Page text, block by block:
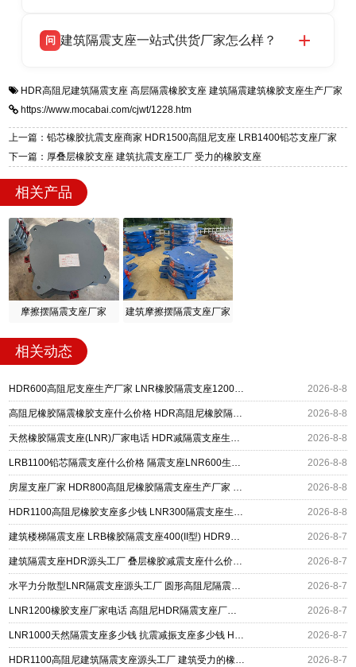
适用于民用住宅隔震工程，实体工厂现货充足，
震支座，电话：13323182312，地址：衡水高新
区迎宾大街 9 号。
问 建筑隔震支座一站式供货厂家怎么样？
一站式供货厂家，拥有多年行业生产经验，国标
标准生产 LRB/LNR/HDR/FPS 全系列支座，资
质、检测报告完备，提供选型、深化、供货、安
装指导全套服务，厂址衡水高新区北方工业基地
HDR高阻尼建筑隔震支座 高层隔震橡胶支座 建筑隔震建筑橡胶支座生产厂家
https://www.mocabai.com/cjwt/1228.htm
上一篇：铅芯橡胶抗震支座商家 HDR1500高阻尼支座 LRB1400铅芯支座厂家
下一篇：厚叠层橡胶支座 建筑抗震支座工厂 受力的橡胶支座
相关产品
摩擦摆隔震支座厂家 建筑摩擦摆隔震支座厂家
相关动态
HDR600高阻尼支座生产厂家 LNR橡胶隔震支座1200厂家 建筑抗震铅芯支座厂家 2026-8-8
高阻尼橡胶隔震橡胶支座什么价格 HDR高阻尼橡胶隔震支座 HDR1200高阻尼建筑隔震支座生产厂家 2026-8-8
天然橡胶隔震支座(LNR)厂家电话 HDR减隔震支座生产厂家 LNR700支座多少钱 2026-8-8
LRB1100铅芯隔震支座什么价格 隔震支座LNR600生产厂家 HDR系列高阻尼隔震橡胶支座 2026-8-8
房屋支座厂家 HDR800高阻尼橡胶隔震支座生产厂家 LRB400铅芯支座什么价格 2026-8-8
HDR1100高阻尼橡胶支座多少钱 LNR300隔震支座生产厂家 LNR400隔震支座厂家 2026-8-8
建筑楼梯隔震支座 LRB橡胶隔震支座400(II型) HDR900高阻尼橡胶支座源头工厂 2026-8-7
建筑隔震支座HDR源头工厂 叠层橡胶减震支座什么价格 抗拔减震支座厂家 2026-8-7
水平力分散型LNR隔震支座源头工厂 圆形高阻尼隔震支座的源头工厂 HDR1300橡胶隔震支座源头工厂 2026-8-7
LNR1200橡胶支座厂家电话 高阻尼HDR隔震支座厂家电话 建筑橡胶组合隔震支座源头工厂 2026-8-7
LNR1000天然隔震支座多少钱 抗震减振支座多少钱 HDR(I)支座源头工厂 2026-8-7
HDR1100高阻尼建筑隔震支座源头工厂 建筑受力的橡胶隔震支座源头工厂 摩擦摆式减隔震支座 2026-8-7